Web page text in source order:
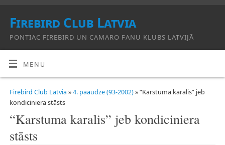
Firebird Club Latvia
PONTIAC FIREBIRD UN CAMARO FANU KLUBS LATVIJĀ
MENU
Firebird Club Latvia »4. paaudze (93-2002)» “Karstuma karalis” jeb
kondiciniera stāsts
“Karstuma karalis” jeb kondiciniera
stāsts